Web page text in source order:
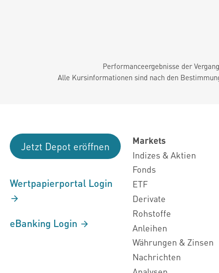
Performanceergebnisse der
Alle Kursinformationen sind nach den
Jetzt Depot eröffnen
Wertpapierportal Login
eBanking Login
Markets
Indizes & Aktien
Fonds
ETF
Derivate
Rohstoffe
Anleihen
Währungen & Zinsen
Nachrichten